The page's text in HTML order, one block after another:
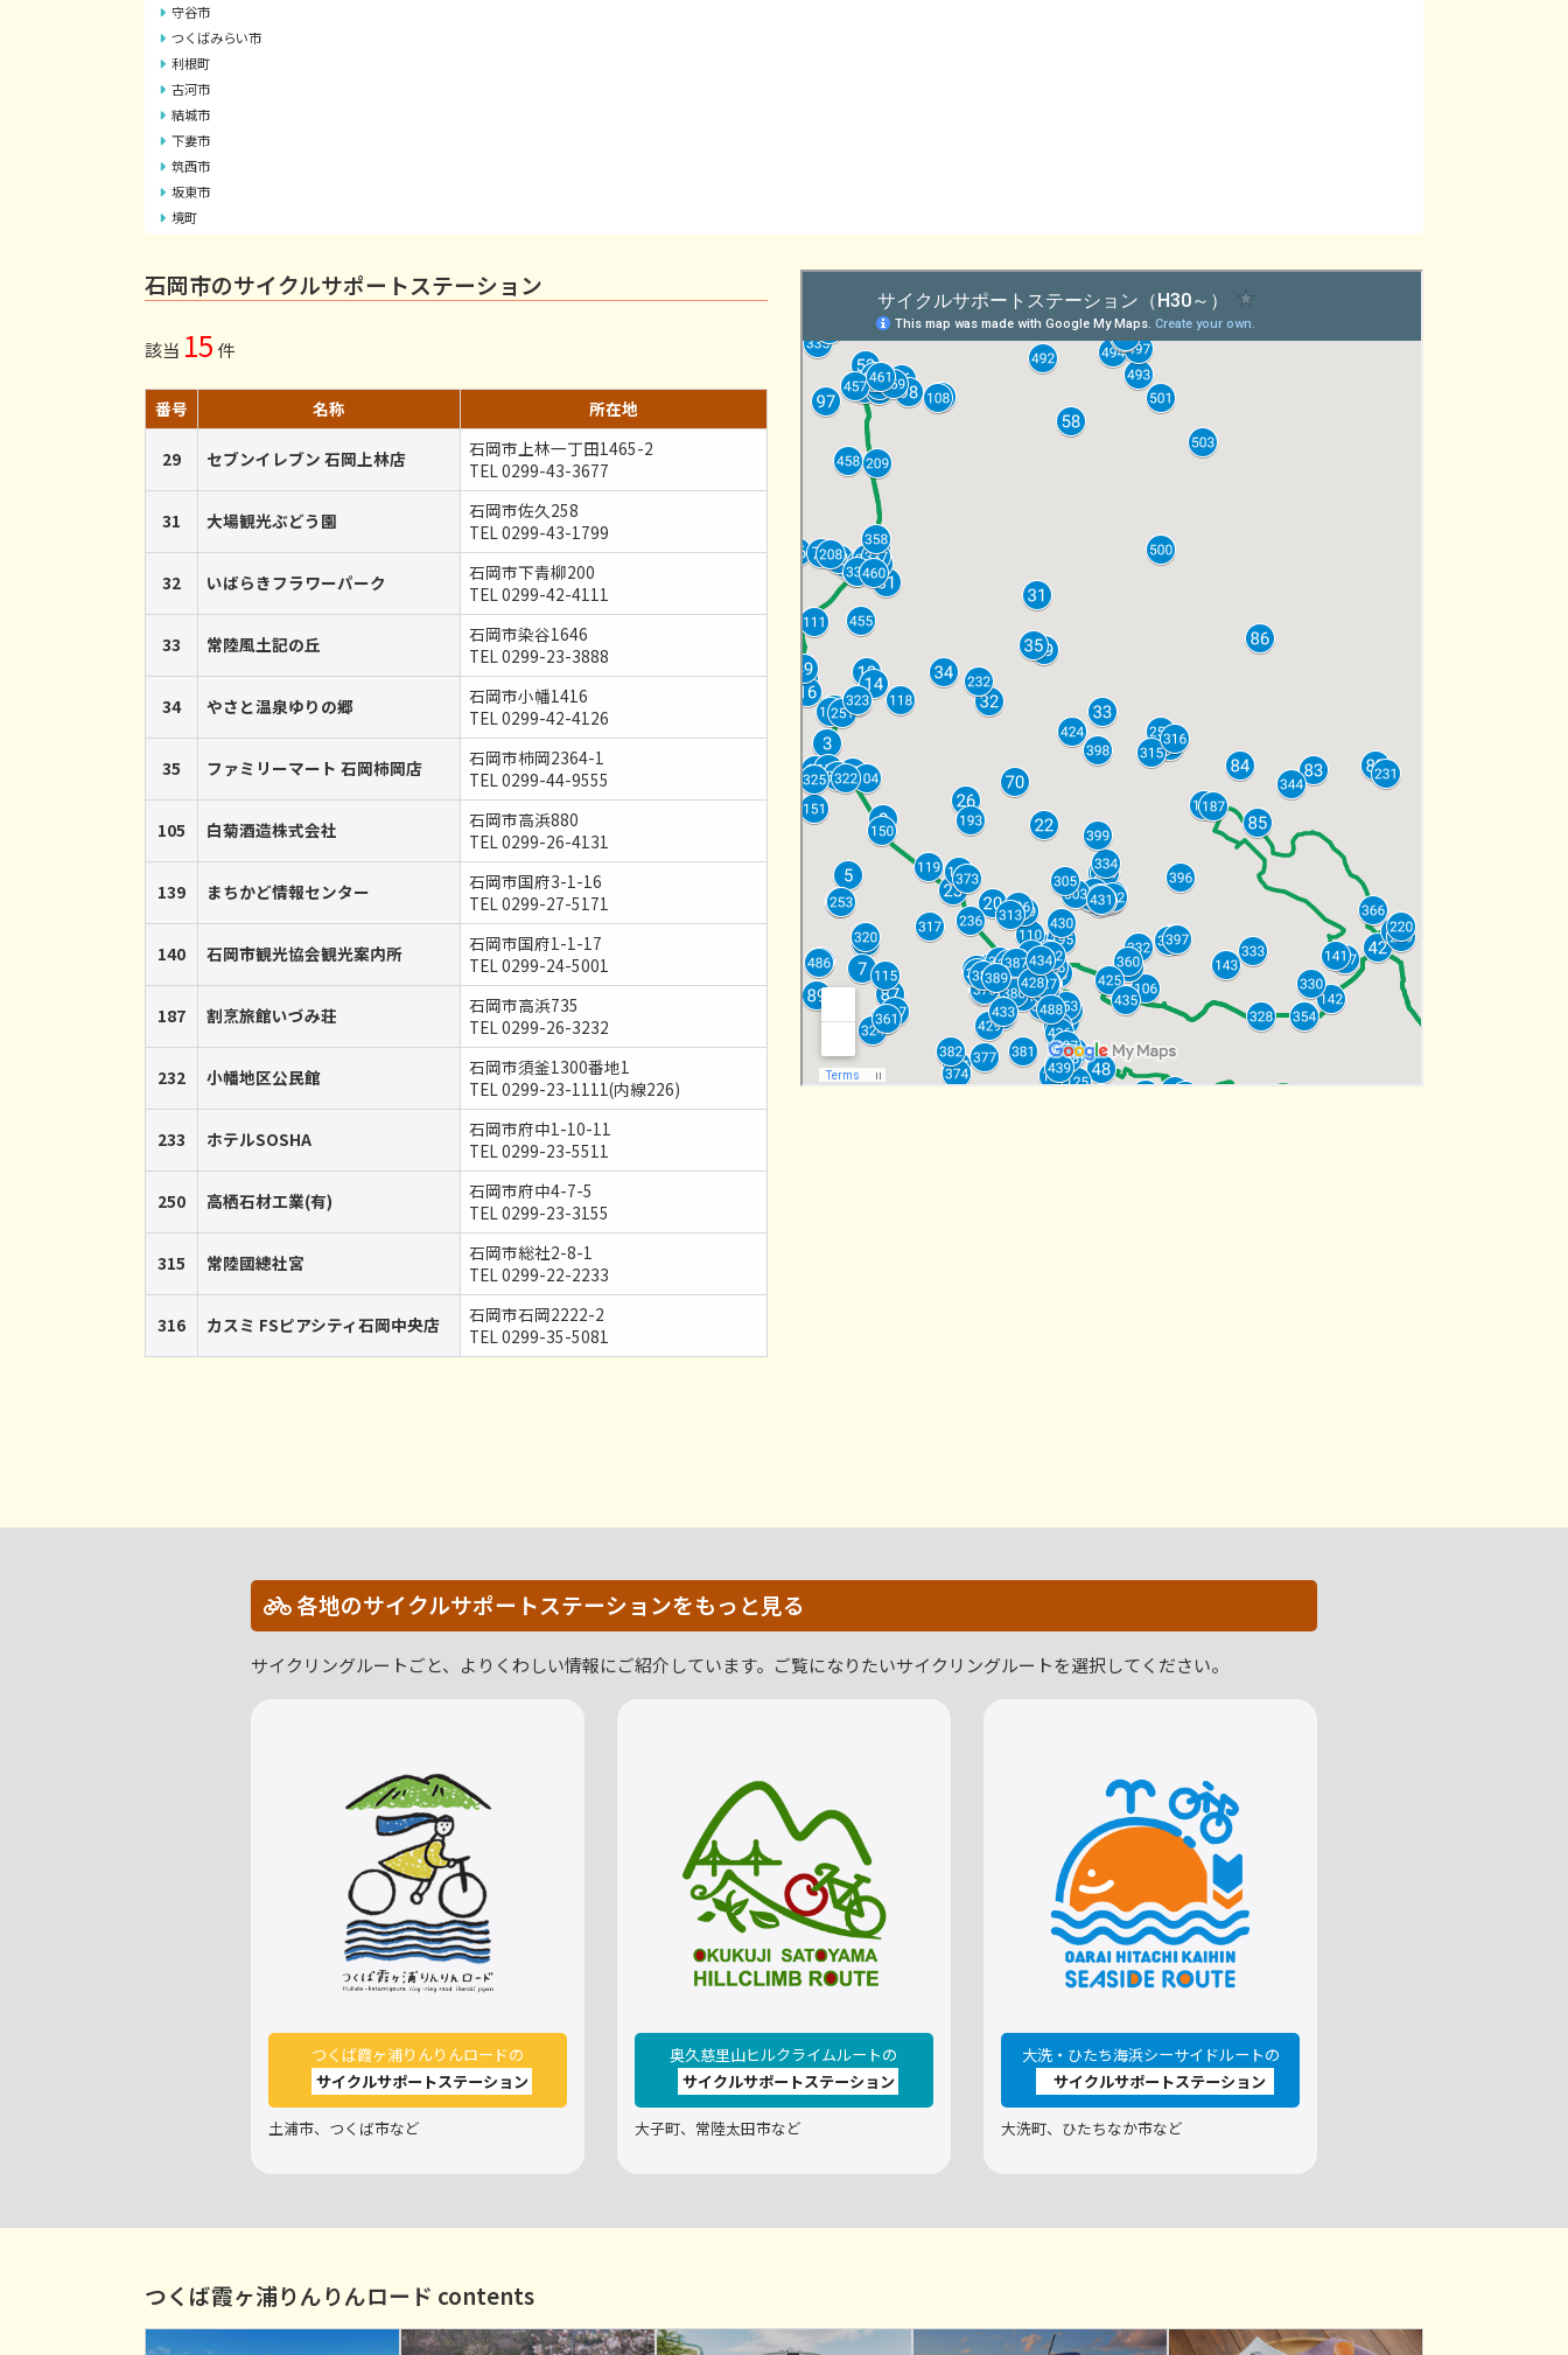
守谷市
つくばみらい市
利根町
古河市
結城市
下妻市
筑西市
坂東市
境町
石岡市のサイクルサポートステーション
該当 15 件
番号 名称 所在地
29 セブンイレブン 石岡上林店
石岡市上林一丁田1465-2
TEL 0299-43-3677
31 大場観光ぶどう園
石岡市佐久258
TEL 0299-43-1799
32 いばらきフラワーパーク
石岡市下青柳200
TEL 0299-42-4111
33 常陸風土記の丘
石岡市染谷1646
TEL 0299-23-3888
34 やさと温泉ゆりの郷
石岡市小幡1416
TEL 0299-42-4126
35 ファミリーマート 石岡柿岡店
石岡市柿岡2364-1
TEL 0299-44-9555
105 白菊酒造株式会社
石岡市高浜880
TEL 0299-26-4131
139 まちかど情報センター
石岡市国府3-1-16
TEL 0299-27-5171
140 石岡市観光協会観光案内所
石岡市国府1-1-17
TEL 0299-24-5001
187 割烹旅館いづみ荘
石岡市高浜735
TEL 0299-26-3232
232 小幡地区公民館
石岡市須釜1300番地1
TEL 0299-23-1111(内線226)
233 ホテルSOSHA
石岡市府中1-10-11
TEL 0299-23-5511
250 高栖石材工業(有)
石岡市府中4-7-5
TEL 0299-23-3155
315 常陸國總社宮
石岡市総社2-8-1
TEL 0299-22-2233
316 カスミ FSピアシティ石岡中央店
石岡市石岡2222-2
TEL 0299-35-5081
各地のサイクルサポートステーションをもっと見る
サイクリングルートごと、よりくわしい情報にご紹介しています。ご覧になりたいサイクリングルートを選択してください。
つくば霞ヶ浦りんりんロードの
サイクルサポートステーション
土浦市、つくば市など
奥久慈里山ヒルクライムルートの
サイクルサポートステーション
大子町、常陸太田市など
大洗・ひたち海浜シーサイドルートの
サイクルサポートステーション
大洗町、ひたちなか市など
つくば霞ヶ浦りんりんロード contents